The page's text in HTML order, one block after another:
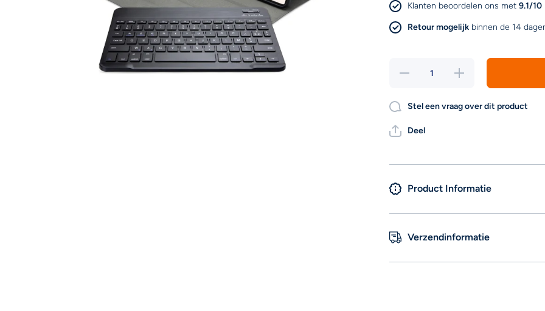
Klanten beoordelen ons met 9.1/10
Retour mogelijkbinnen de 14
Hoeveelheid
Detachable
Keyboard
Case
Verhoog de
hoeveelheid
Detachable
Stel een vraag over dit product
Deel
Product Informatie
Verzendinformatie